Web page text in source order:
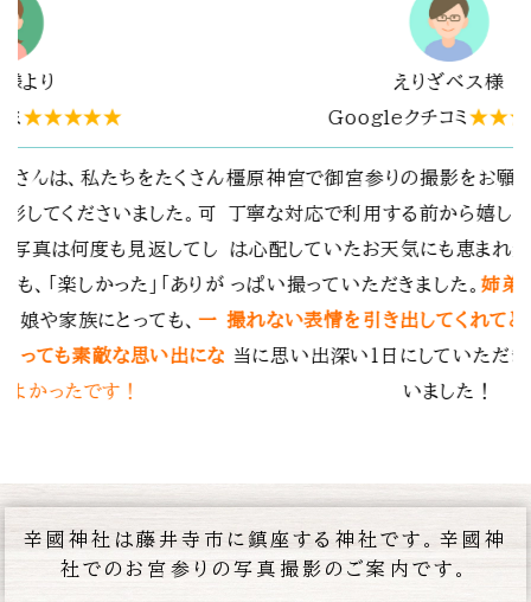
いしました。とても
く思っており、当日
れ素敵なお写真をい
弟の写真も、親では
とても満足です。本
き、ありがとうござ
mine O様
Googleクチコミ★★★★★
はじめて利用させていただきました。そ
を出せるように自然な感じを撮影しても
楽しかったです。
あと、暑い日だったのですが、うちわも
てもらったり、お心遣いも嬉しかったで
で着物もレンタル、小物購入しましたが、
含め、お値段もリーズナブルで納得の
辛國神社は藤井寺市に鎮座する神社です。辛國神
社でのお宮参りの写真撮影のご案内です。